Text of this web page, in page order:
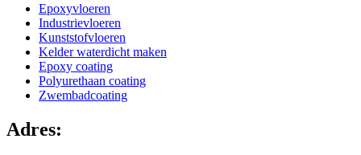
Epoxyvloeren
Industrievloeren
Kunststofvloeren
Kelder waterdicht maken
Epoxy coating
Polyurethaan coating
Zwembadcoating
Adres: